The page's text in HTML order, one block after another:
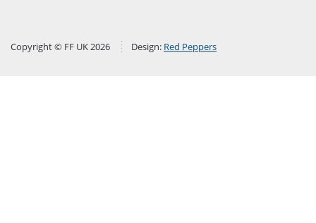
Copyright © FF UK 2026 Design: Red Peppers